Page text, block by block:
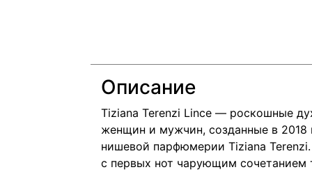
Описание
Tiziana Terenzi Lince — роскошные
женщин и мужчин, созданные в 2018
нишевой парфюмерии Tiziana
с первых нот чарующим сочетанием